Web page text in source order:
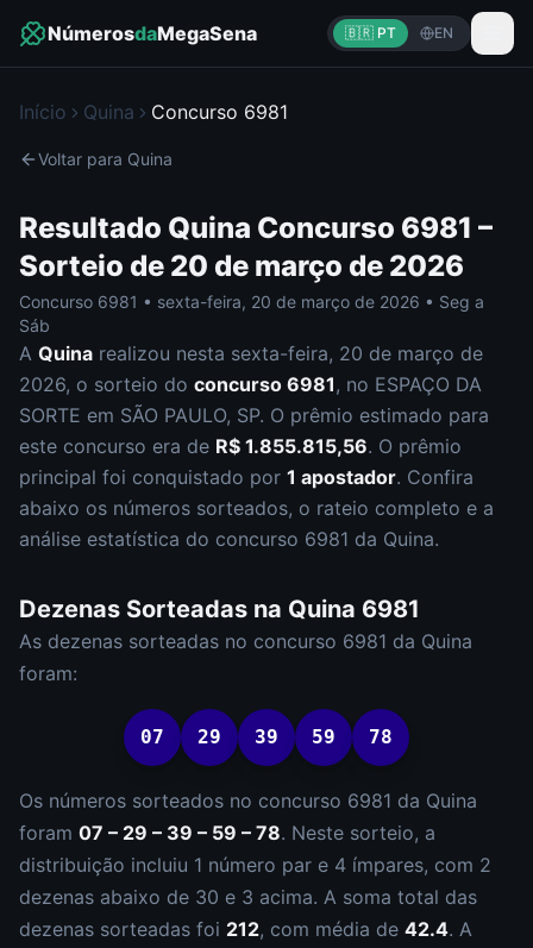
NúmerosdaMegaSena 🇧🇷 PT EN
Início Quina Concurso 6981
Voltar para Quina
Resultado Quina Concurso 6981 –
Sorteio de 20 de março de 2026
Concurso 6981 • sexta-feira, 20 de março de 2026 • Seg a
Sáb
A Quina realizou nesta sexta-feira, 20 de março de
2026, o sorteio do concurso 6981, no ESPAÇO DA
SORTE em SÃO PAULO, SP. O prêmio estimado para
este concurso era de R$ 1.855.815,56. O prêmio
principal foi conquistado por 1 apostador. Confira
abaixo os números sorteados, o rateio completo e a
análise estatística do concurso 6981 da Quina.
Dezenas Sorteadas na Quina 6981
As dezenas sorteadas no concurso 6981 da Quina
foram:
07 29 39 59 78
Os números sorteados no concurso 6981 da Quina
foram 07 – 29 – 39 – 59 – 78. Neste sorteio, a
distribuição incluiu 1 número par e 4 ímpares, com 2
dezenas abaixo de 30 e 3 acima. A soma total das
dezenas sorteadas foi 212, com média de 42.4. A